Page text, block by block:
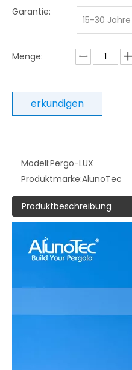
Garantie:
15-30 Jahre
Menge:
erkundigen
Modell:Pergo-LUX
Produktmarke:AlunoTec
Produktbeschreibung